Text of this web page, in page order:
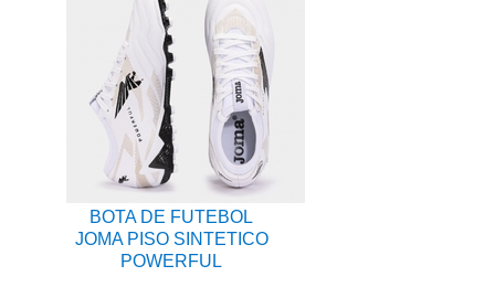
BOTA DE FUTEBOL
JOMA PISO SINTETICO
POWERFUL